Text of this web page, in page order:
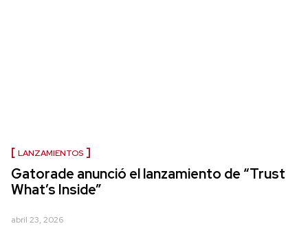
LANZAMIENTOS
Gatorade anunció el lanzamiento de “Trust
What’s Inside”
abril 23, 2026